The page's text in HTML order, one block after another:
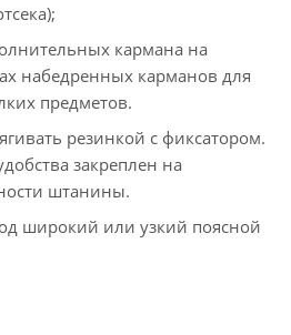
кармана на
набедренных карманов для
предметов.
резинкой с фиксатором.
закреплен на
штанины.
широкий или узкий поясной